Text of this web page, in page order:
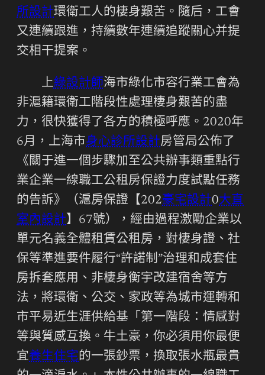
所設計環衛工人的棲身艱苦。隨后，工會
又連續跟進，持續數年連續追蹤關心并提
交相干提案。
上綠設計師海市綠化市容行業工會為
非滬籍環衛工階段性處理棲身艱苦的盡
力，很快獲得了各方的積極呼應。2020年
6月，上海市身心診所設計房管局公佈了
《關于進一個步驟加至公共辦事類重點行
業企業一線職工公租房保證力度試點任務
的告訴》（滬房保證【202豪宅設計0大直
室內設計】67號），經由過程激勵企業以
單元名義全體租賃公租房，對棲身證、社
保等準進要件履行“許諾制”治理和成套住
房拆套應用、非棲身衡宇改建宿舍等方
法，將環衛、公交、家政等為城市運轉和
市平易近生涯供給基「第一階段：情感對
等與質感互換。牛土豪，你必須用你最便
宜養生住宅的一張鈔票，換取張水瓶最貴